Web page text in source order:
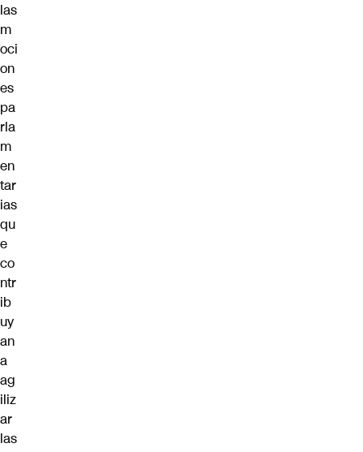
las
m
oci
on
es
pa
rla
m
en
tar
ias
qu
e
co
ntr
ib
uy
an
a
ag
iliz
ar
las